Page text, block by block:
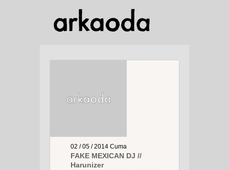
02 / 05 / 2014 Cuma
FAKE MEXICAN DJ //
Harunizer